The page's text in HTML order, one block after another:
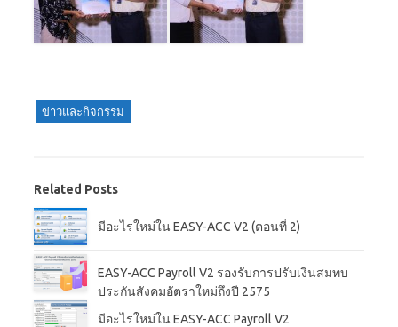
ข่าวและกิจกรรม
Related Posts
มีอะไรใหม่ใน EASY-ACC V2 (ตอนที่ 2)
EASY-ACC Payroll V2 รองรับการปรับเงินสมทบ
ประกันสังคมอัตราใหม่ถึงปี 2575
มีอะไรใหม่ใน EASY-ACC Payroll V2